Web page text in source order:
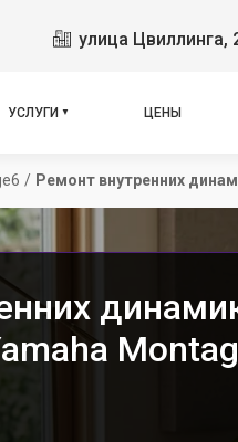
улица Цвиллинга,
УСЛУГИ ЦЕНЫ
/ Ремонт внутренних